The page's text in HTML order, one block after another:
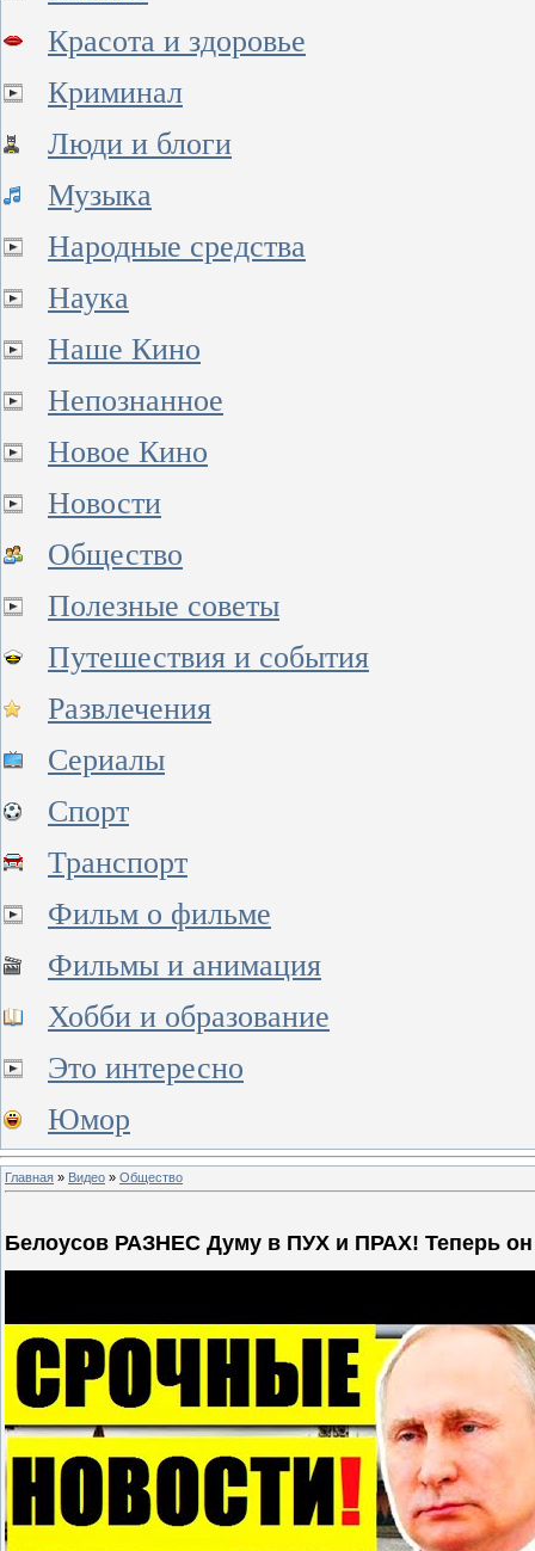
Красота и здоровье
Криминал
Люди и блоги
Музыка
Народные средства
Наука
Наше Кино
Непознанное
Новое Кино
Новости
Общество
Полезные советы
Путешествия и события
Развлечения
Сериалы
Спорт
Транспорт
Фильм о фильме
Фильмы и анимация
Хобби и образование
Это интересно
Юмор
Главная » Видео » Общество
Белоусов РАЗНЕС Думу в ПУХ и ПРАХ! Теперь он